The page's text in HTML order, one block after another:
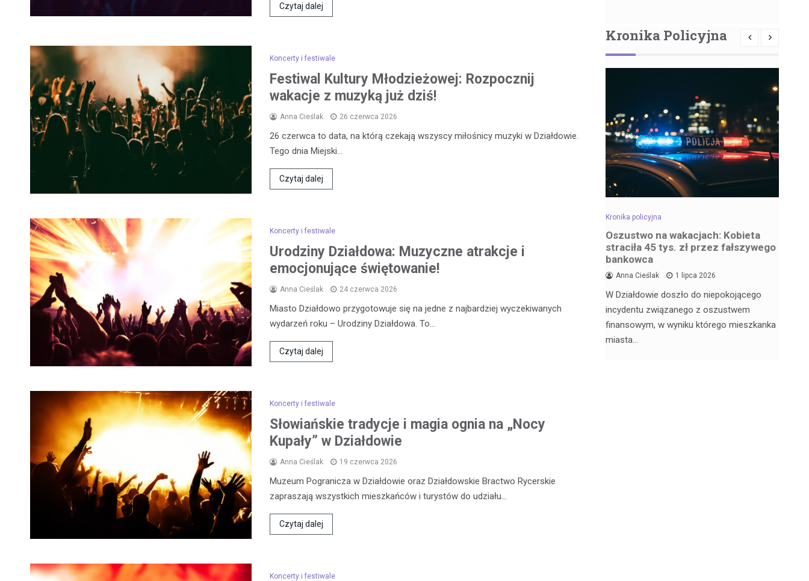
Czytaj dalej
Koncerty i festiwale
Festiwal Kultury Młodzieżowej: Rozpocznij
wakacje z muzyką już dziś!
Anna Cieślak 26 czerwca 2026
26 czerwca to data, na którą czekają wszyscy miłośnicy muzyki w Działdowie.
Tego dnia Miejski…
Czytaj dalej
Koncerty i festiwale
Urodziny Działdowa: Muzyczne atrakcje i
emocjonujące świętowanie!
Anna Cieślak 24 czerwca 2026
Miasto Działdowo przygotowuje się na jedne z najbardziej wyczekiwanych
wydarzeń roku – Urodziny Działdowa. To…
Czytaj dalej
Koncerty i festiwale
Słowiańskie tradycje i magia ognia na „Nocy
Kupały” w Działdowie
Anna Cieślak 19 czerwca 2026
Muzeum Pogranicza w Działdowie oraz Działdowskie Bractwo Rycerskie
zapraszają wszystkich mieszkańców i turystów do udziału…
Czytaj dalej
Koncerty i festiwale
Kronika Policyjna
Policja prosi o pomoc
Anna Cieślak
Wierzbowskiej. Dziewczyna zaginęła 17
czerwca, kiedy to…
Kronika policyjna
Oszustwo na wakacjach: Kobieta
straciła 45 tys. zł przez fałszywego
bankowca
Anna Cieślak 1 lipca 2026
W Działdowie doszło do niepokojącego
incydentu związanego z oszustwem
finansowym, w wyniku którego mieszkanka
miasta…